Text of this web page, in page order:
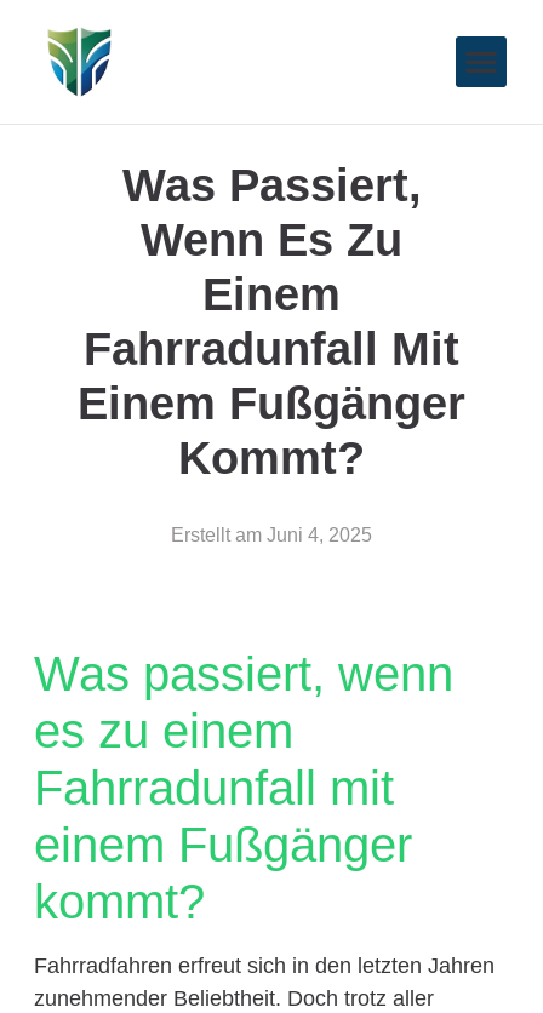
Was Passiert,
Wenn Es Zu
Einem
Fahrradunfall Mit
Einem Fußgänger
Kommt?
Erstellt am Juni 4, 2025
Was passiert, wenn
es zu einem
Fahrradunfall mit
einem Fußgänger
kommt?
Fahrradfahren erfreut sich in den letzten Jahren
zunehmender Beliebtheit. Doch trotz aller